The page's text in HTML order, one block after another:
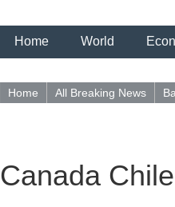
Home World
Home All Breaking News
Canada Chile